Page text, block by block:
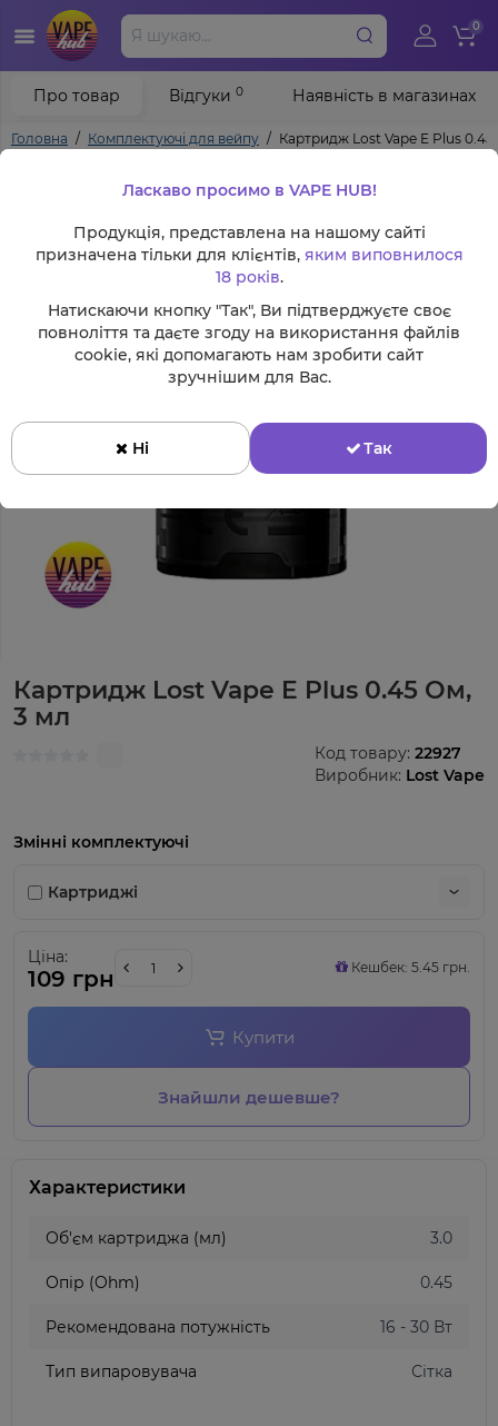
0
Головна Комплектуючі для вейпу Картридж Lost Vape E Plus
Картридж Lost Vape E Plus 0.45 Ом,
3 мл
Виробник: Lost Vape
Код товару: 22927
Змінні комплектуючі
Картриджі
Ціна:
109 грн Кешбек: 5.45 грн.
Купити
Знайшли дешевше?
Про товар Відгуки 0 Наявність в магазинах
Характеристики
Об'єм картриджа (мл) 3.0
Опір (Ohm) 0.45
Рекомендована потужність 16 - 30 Вт
Тип випаровувача Сітка
Ласкаво просимо в VAPE HUB!
Продукція, представлена на нашому сайті
призначена тільки для клієнтів, яким виповнилося
18 років.
Натискаючи кнопку "Так", Ви підтверджуєте своє
повноліття та даєте згоду на використання файлів
cookie, які допомагають нам зробити сайт
зручнішим для Вас.
Ні Так